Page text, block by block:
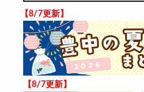
【8/7更新】
【8/7更新】